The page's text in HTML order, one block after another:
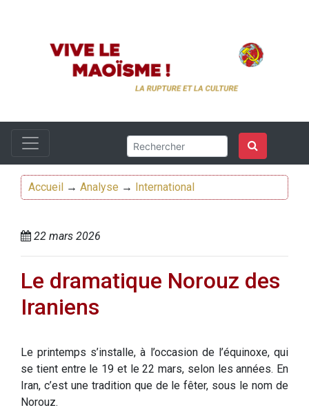
Accueil → Analyse → International
22 mars 2026
Le dramatique Norouz des
Iraniens
Le printemps s’installe, à l’occasion de l’équinoxe, qui
se tient entre le 19 et le 22 mars, selon les années. En
Iran, c’est une tradition que de le fêter, sous le nom de
Norouz.